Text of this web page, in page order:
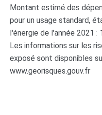
Montant estimé des
pour un usage standard,
l'énergie de l'année 2021 :
Les informations sur les
exposé sont disponibles
www.georisques.gouv.fr